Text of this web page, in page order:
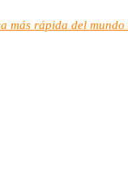
más rápida del